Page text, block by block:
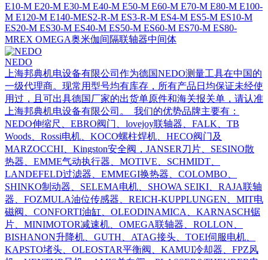
E10-M E20-M E30-M E40-M E50-M E60-M E70-M E80-M E100-
M E120-M E140-MES2-R-M ES3-R-M ES4-M ES5-M ES10-M
ES20-M ES30-M ES40-M ES50-M ES60-M ES70-M ES80-
MREX OMEGA奥米伽间隔联轴器中间体
NEDO
上海邦典机电设备有限公司作为德国NEDO测量工具在中国的
一级代理商。现常用型号均有库存，所有产品日均保证未经使
用过，且可出具德国厂家的出货单原件和海关报关单，请认准
上海邦典机电设备有限公司。 我们的优势品牌主要有：
NEDO伸缩尺、EBRO阀门、lovejoy联轴器、FALK、TB
Woods、Rossi电机、KOCO螺柱焊机、HECO阀门及
MARZOCCHI、Kingston安全阀，JANSER刀片、SESINO散
热器、EMME气动执行器、MOTIVE、SCHMIDT、
LANDEFELD过滤器、EMMEGI换热器、COLOMBO、
SHINKO制动器、SELEMA电机、SHOWA SEIKI、RAJA联轴
器、FOZMULA油位传感器、REICH-KUPPLUNGEN、MIT电
磁阀、CONFORTI油缸、OLEODINAMICA、KARNASCH锯
片、MINIMOTOR减速机、OMEGA联轴器、ROLLON、
BISHANON升降机、GUTH、ATAG接头、TOEI伺服电机、
KAPSTO堵头、OLEOSTAR平衡阀、KAMUI冷却器、FPZ风